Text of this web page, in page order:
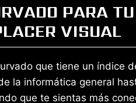
PARA TU
VISUAL
que tiene un índice
la informática general
que te sientas más